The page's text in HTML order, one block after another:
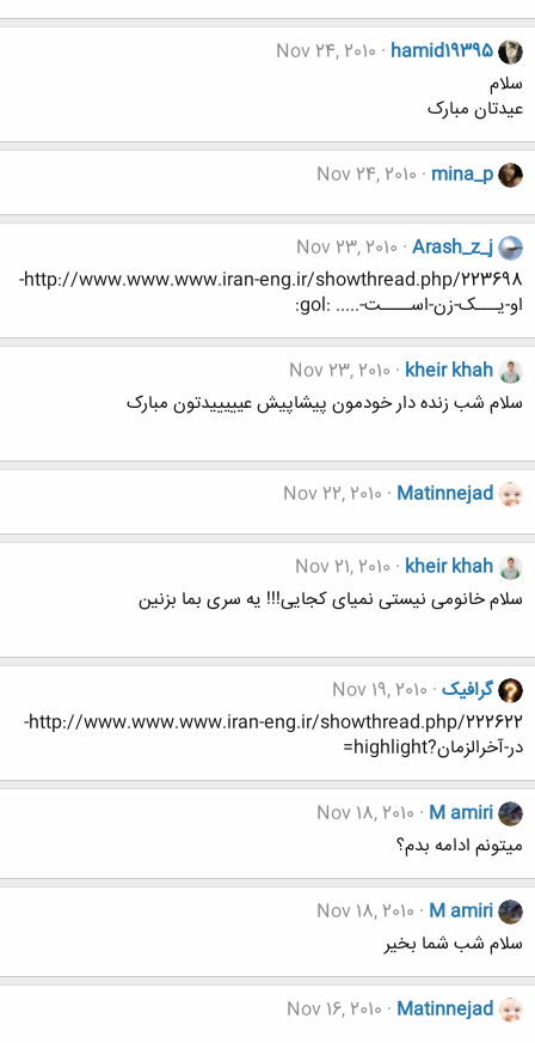
hamid19395
Nov 24, 2010
سلام
عیدتان مبارک
mina_p
Nov 24, 2010
Arash_z_j
Nov 23, 2010
http://www.www.www.iran-eng.ir/showthread.php/223698-
او-یـــک-زن-اســــت-..... :gol:
kheir khah
Nov 23, 2010
سلام شب زنده دار خودمون پیشاپیش عیییییدتون مبارک
Matinnejad
Nov 22, 2010
kheir khah
Nov 21, 2010
سلام خانومی نیستی نمیای کجایی!!! یه سری بما بزنین
گرافیک Nov 19, 2010
http://www.www.www.iran-eng.ir/showthread.php/222622-
در-آخرالزمان?highlight=
M amiri
Nov 18, 2010
میتونم ادامه بدم؟
M amiri
Nov 18, 2010
سلام شب شما بخیر
Matinnejad
Nov 16, 2010